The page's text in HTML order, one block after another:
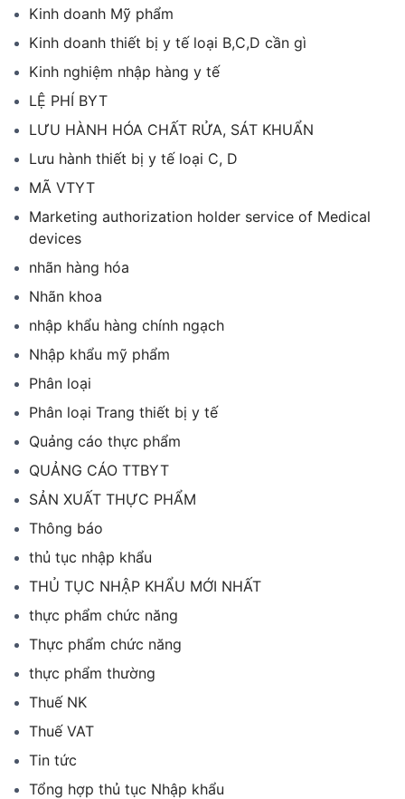
Kinh doanh Mỹ phẩm
Kinh doanh thiết bị y tế loại B,C,D cần gì
Kinh nghiệm nhập hàng y tế
LỆ PHÍ BYT
LƯU HÀNH HÓA CHẤT RỬA, SÁT KHUẨN
Lưu hành thiết bị y tế loại C, D
MÃ VTYT
Marketing authorization holder service of Medical
devices
nhãn hàng hóa
Nhãn khoa
nhập khẩu hàng chính ngạch
Nhập khẩu mỹ phẩm
Phân loại
Phân loại Trang thiết bị y tế
Quảng cáo thực phẩm
QUẢNG CÁO TTBYT
SẢN XUẤT THỰC PHẨM
Thông báo
thủ tục nhập khẩu
THỦ TỤC NHẬP KHẨU MỚI NHẤT
thực phẩm chức năng
Thực phẩm chức năng
thực phẩm thường
Thuế NK
Thuế VAT
Tin tức
Tổng hợp thủ tục Nhập khẩu